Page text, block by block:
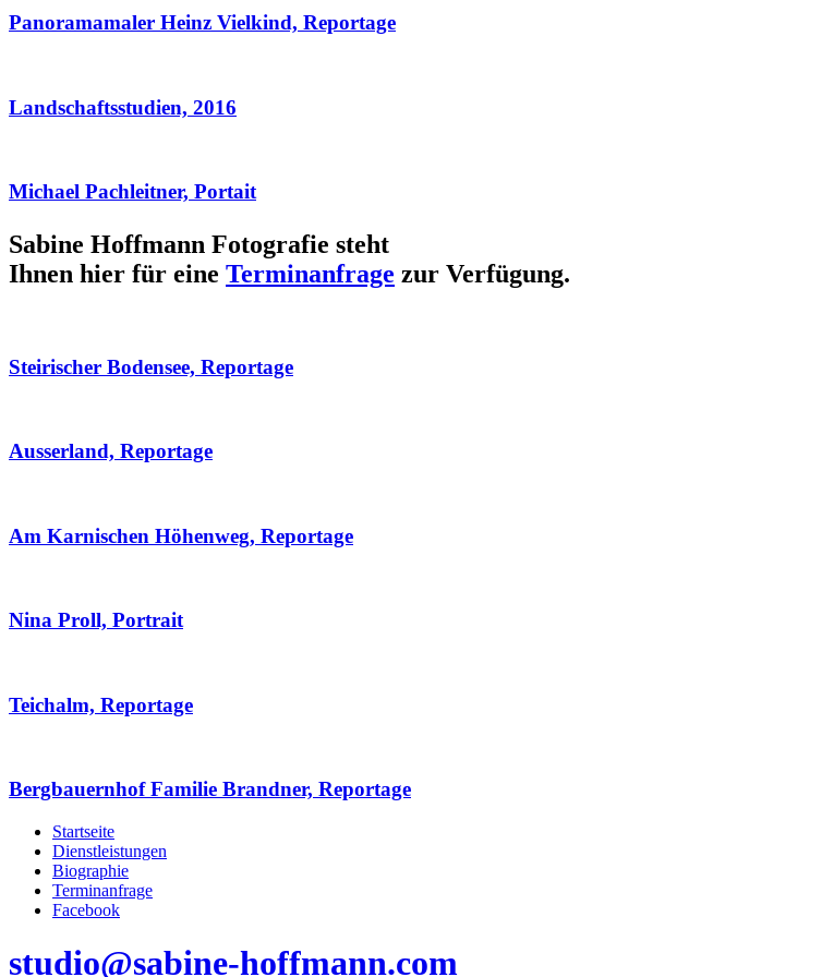
Panoramamaler Heinz Vielkind, Reportage
Landschaftsstudien, 2016
Michael Pachleitner, Portait
Sabine Hoffmann Fotografie steht
Ihnen hier für eine Terminanfrage zur Verfügung.
Steirischer Bodensee, Reportage
Ausserland, Reportage
Am Karnischen Höhenweg, Reportage
Nina Proll, Portrait
Teichalm, Reportage
Bergbauernhof Familie Brandner, Reportage
Startseite
Dienstleistungen
Biographie
Terminanfrage
Facebook
studio@sabine-hoffmann.com